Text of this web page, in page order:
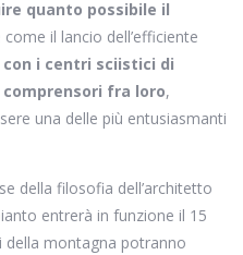
quanto possibile il
il lancio dell’efficiente
i centri sciistici di
comprensori fra loro,
una delle più entusiasmanti
della filosofia dell’architetto
entrerà in funzione il 15
della montagna potranno